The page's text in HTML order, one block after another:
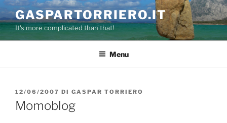
Salta
al
contenuto
GASPARTORRIERO.IT
It's more complicated than that!
Menu
PUBBLICATO
IL
12/06/2007 DI GASPAR TORRIERO
Momoblog